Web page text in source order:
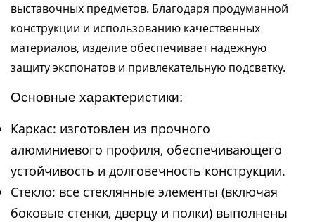
выставочных предметов. Благодаря продуманной
конструкции и использованию качественных
материалов, изделие обеспечивает надежную
защиту экспонатов и привлекательную подсветку.
Основные характеристики:
Каркас: изготовлен из прочного
алюминиевого профиля, обеспечивающего
устойчивость и долговечность конструкции.
Стекло: все стеклянные элементы (включая
боковые стенки, дверцу и полки) выполнены